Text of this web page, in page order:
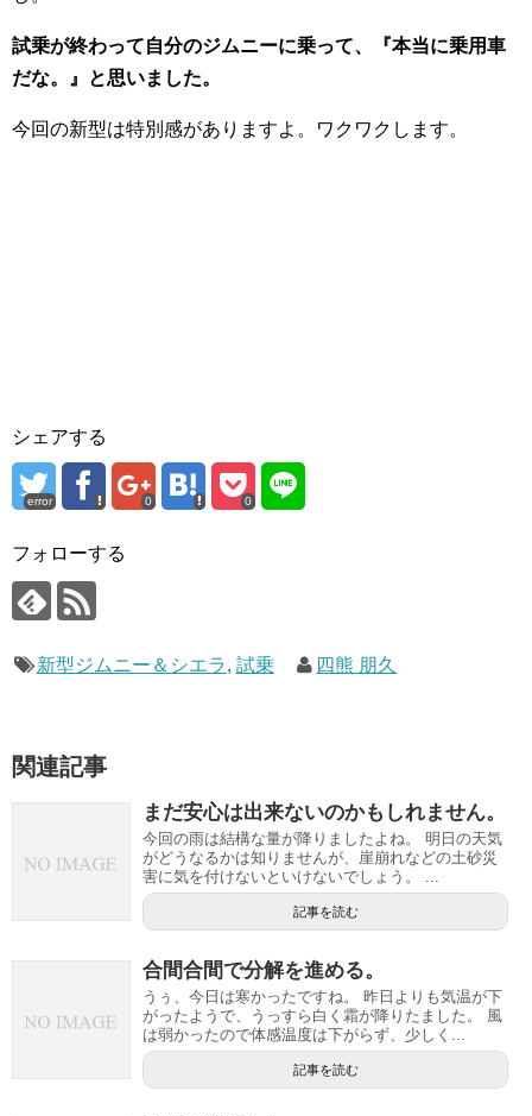
試乗が終わって自分のジムニーに乗って、『本当に乗用車
だな。』と思いました。
今回の新型は特別感がありますよ。ワクワクします。
シェアする
error 0 0
フォローする
新型ジムニー＆シエラ, 試乗 四熊 朋久
関連記事
まだ安心は出来ないのかもしれません。
今回の雨は結構な量が降りましたよね。 明日の天気
がどうなるかは知りませんが、崖崩れなどの土砂災
害に気を付けないといけないでしょう。 ...
記事を読む
合間合間で分解を進める。
うぅ、今日は寒かったですね。 昨日よりも気温が下
がったようで、うっすら白く霜が降りたました。 風
は弱かったので体感温度は下がらず、少しく...
記事を読む